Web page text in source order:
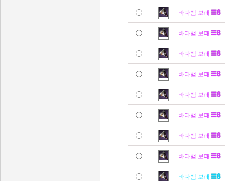
바다뱀 보패
바다뱀 보패
바다뱀 보패
바다뱀 보패
바다뱀 보패
바다뱀 보패
바다뱀 보패
바다뱀 보패
바다뱀 보패